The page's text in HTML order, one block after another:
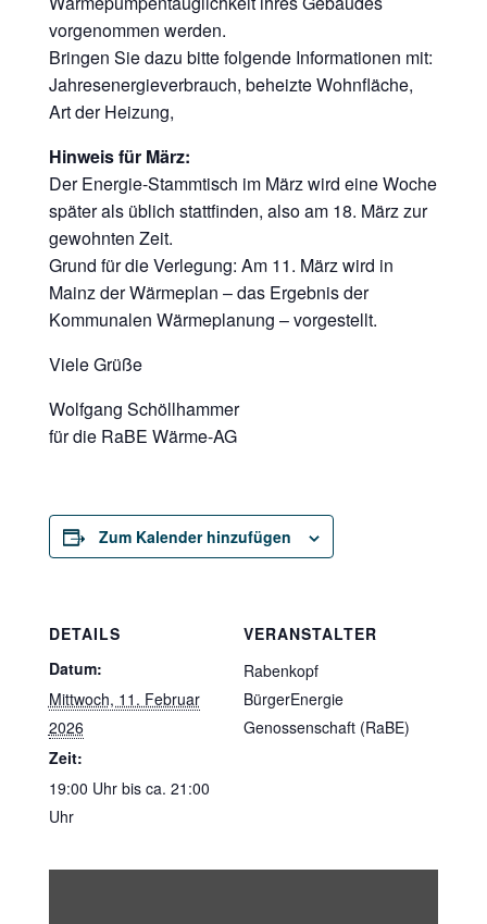
vorgenommen werden.
Bringen Sie dazu bitte folgende Informationen mit:
Jahresenergieverbrauch, beheizte Wohnfläche,
Art der Heizung,
Hinweis für März:
Der Energie-Stammtisch im März wird eine Woche
später als üblich stattfinden, also am 18. März zur
gewohnten Zeit.
Grund für die Verlegung: Am 11. März wird in
Mainz der Wärmeplan – das Ergebnis der
Kommunalen Wärmeplanung – vorgestellt.
Viele Grüße
Wolfgang Schöllhammer
für die RaBE Wärme-AG
Zum Kalender hinzufügen
DETAILS
Datum:
Mittwoch, 11. Februar
2026
Zeit:
19:00 Uhr bis ca. 21:00
Uhr
VERANSTALTER
Rabenkopf
BürgerEnergie
Genossenschaft (RaBE)
„Iframe